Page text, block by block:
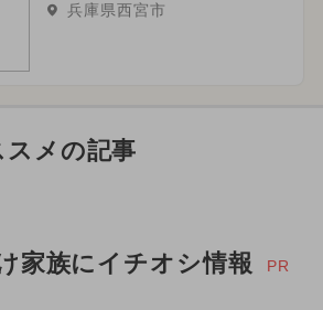
兵庫県西宮市
メの記事
家族にイチオシ情報 PR